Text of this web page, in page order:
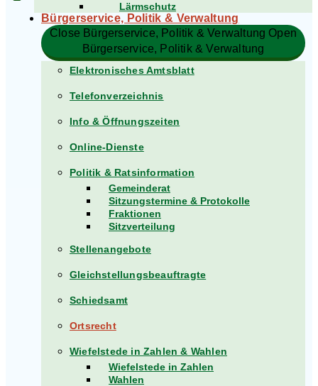
Lärmschutz
Bürgerservice, Politik & Verwaltung​
Close Bürgerservice, Politik & Verwaltung​ Open
Bürgerservice, Politik & Verwaltung​
Elektronisches Amtsblatt
Telefonverzeichnis
Info & Öffnungszeiten
Online-Dienste
Politik & Ratsinformation
Gemeinderat
Sitzungstermine & Protokolle
Fraktionen
Sitzverteilung
Stellenangebote
Gleichstellungsbeauftragte
Schiedsamt
Ortsrecht
Wiefelstede in Zahlen & Wahlen
Wiefelstede in Zahlen
Wahlen